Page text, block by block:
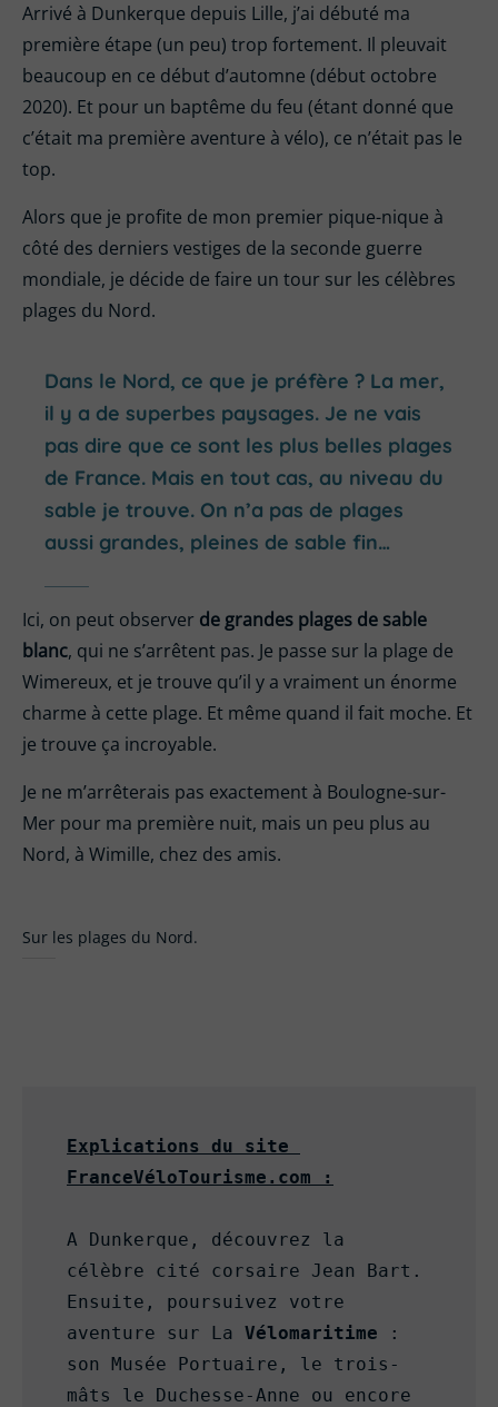
Arrivé à Dunkerque depuis Lille, j’ai débuté ma
première étape (un peu) trop fortement. Il pleuvait
beaucoup en ce début d’automne (début octobre
2020). Et pour un baptême du feu (étant donné que
c’était ma première aventure à vélo), ce n’était pas le
top.
Alors que je profite de mon premier pique-nique à
côté des derniers vestiges de la seconde guerre
mondiale, je décide de faire un tour sur les célèbres
plages du Nord.
Dans le Nord, ce que je préfère ? La mer,
il y a de superbes paysages. Je ne vais
pas dire que ce sont les plus belles plages
de France. Mais en tout cas, au niveau du
sable je trouve. On n’a pas de plages
aussi grandes, pleines de sable fin…
Ici, on peut observer de grandes plages de sable
blanc, qui ne s’arrêtent pas. Je passe sur la plage de
Wimereux, et je trouve qu’il y a vraiment un énorme
charme à cette plage. Et même quand il fait moche. Et
je trouve ça incroyable.
Je ne m’arrêterais pas exactement à Boulogne-sur-
Mer pour ma première nuit, mais un peu plus au
Nord, à Wimille, chez des amis.
Sur les plages du Nord.
Explications du site
FranceVéloTourisme.com :
A Dunkerque, découvrez la
célèbre cité corsaire Jean Bart.
Ensuite, poursuivez votre
aventure sur La Vélomaritime :
son Musée Portuaire, le trois-
mâts le Duchesse-Anne ou encore